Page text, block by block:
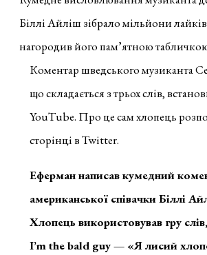
Біллі Айліш зібрало мільйони
нагородив його пам’ятною
Коментар шведського музиканта
що складається з трьох слів,
YouTube. Про це сам хлопець
сторінці в Twitter.
Еферман написав кумедний
американської співачки Біллі
Хлопець використовував гру
I’m the bald guy — «Я лисий